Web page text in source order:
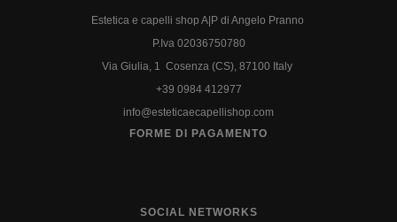
Estetica e capelli shop A|P di Angelo Pranno
P.Iva 02036750780
Via Giulia, 1 Cosenza (CS), 87100 Italy
+39 0984 412977
info@esteticaecapellishop.com
FORME DI PAGAMENTO
SOCIAL NETWORKS